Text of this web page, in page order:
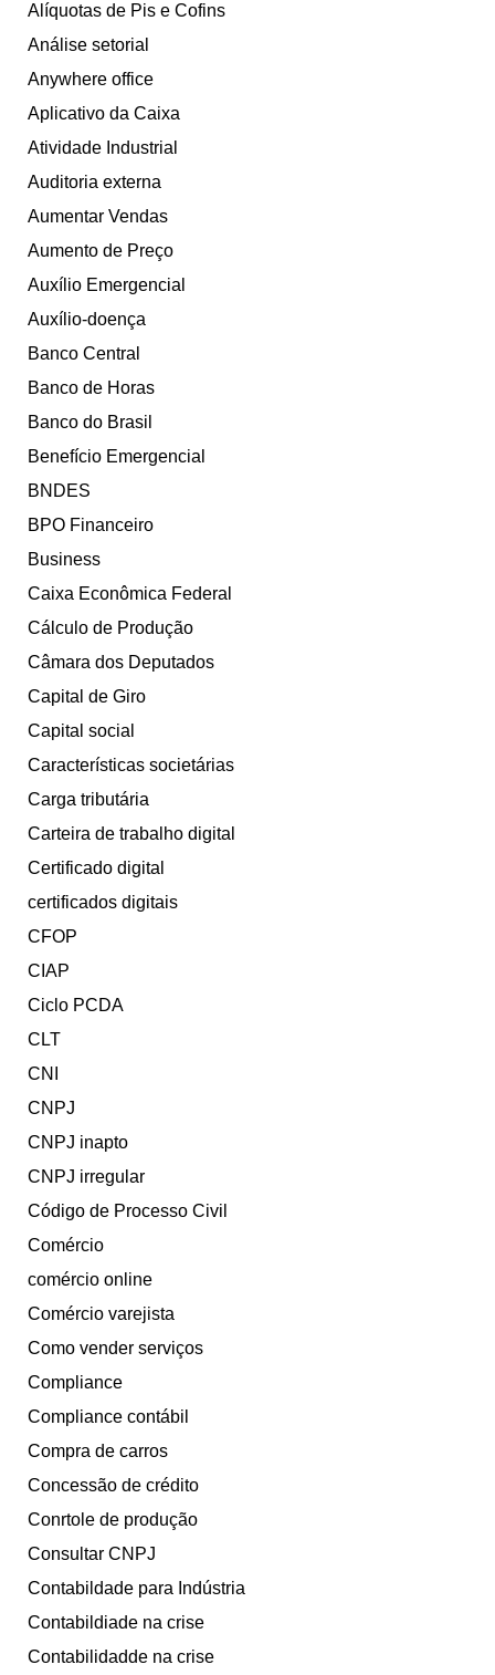
Alíquotas de Pis e Cofins
Análise setorial
Anywhere office
Aplicativo da Caixa
Atividade Industrial
Auditoria externa
Aumentar Vendas
Aumento de Preço
Auxílio Emergencial
Auxílio-doença
Banco Central
Banco de Horas
Banco do Brasil
Benefício Emergencial
BNDES
BPO Financeiro
Business
Caixa Econômica Federal
Cálculo de Produção
Câmara dos Deputados
Capital de Giro
Capital social
Características societárias
Carga tributária
Carteira de trabalho digital
Certificado digital
certificados digitais
CFOP
CIAP
Ciclo PCDA
CLT
CNI
CNPJ
CNPJ inapto
CNPJ irregular
Código de Processo Civil
Comércio
comércio online
Comércio varejista
Como vender serviços
Compliance
Compliance contábil
Compra de carros
Concessão de crédito
Conrtole de produção
Consultar CNPJ
Contabildade para Indústria
Contabildiade na crise
Contabilidadde na crise